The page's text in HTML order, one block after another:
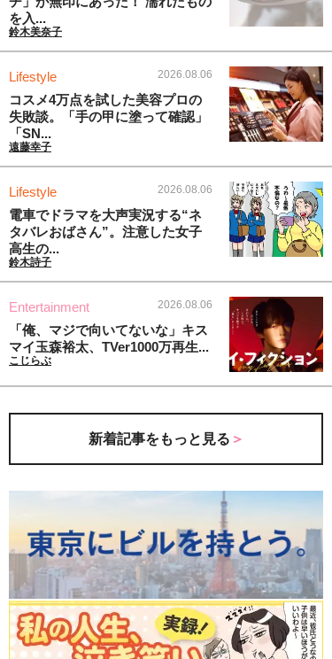
を入...
鈴木美奈子
Lifestyle 2026.08.06
コスメ4万点を試した美容プロの
失敗談。「手の甲に塗って確認」
「SN...
遠藤幸子
Lifestyle 2026.08.06
電車でドラマを大声実況する“ネ
タバレおばさん”。注意した女子
高生の...
鈴木詩子
Entertainment 2026.08.06
「俺、マジで向いてないな」キス
マイ玉森裕太、TVer1000万再生...
こじらぶ
新着記事をもっと見る